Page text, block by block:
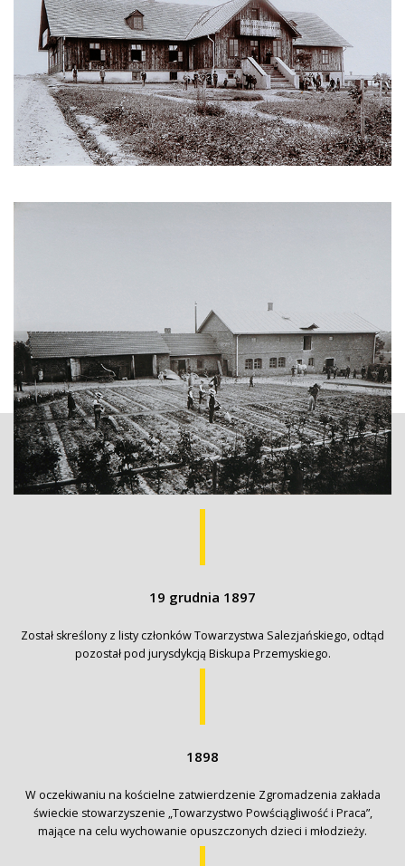
19 grudnia 1897
Został skreślony z listy członków Towarzystwa Salezjańskiego, odtąd
pozostał pod jurysdykcją Biskupa Przemyskiego.
1898
W oczekiwaniu na kościelne zatwierdzenie Zgromadzenia zakłada
świeckie stowarzyszenie „Towarzystwo Powściągliwość i Praca”,
mające na celu wychowanie opuszczonych dzieci i młodzieży.